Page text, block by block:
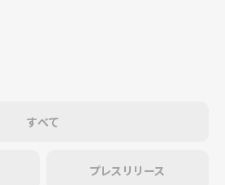
すべて
プレスリリース